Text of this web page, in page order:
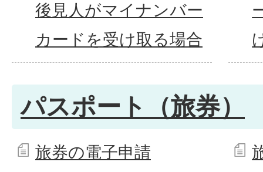
後見人がマイナンバー
カードを受け取る場合
パスポート（旅券）
旅券の電子申請